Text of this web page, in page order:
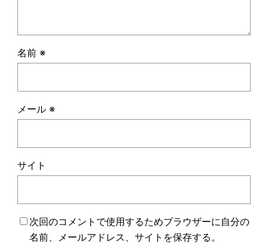
名前 ※
メール ※
サイト
次回のコメントで使用するためブラウザーに自分の
名前、メールアドレス、サイトを保存する。